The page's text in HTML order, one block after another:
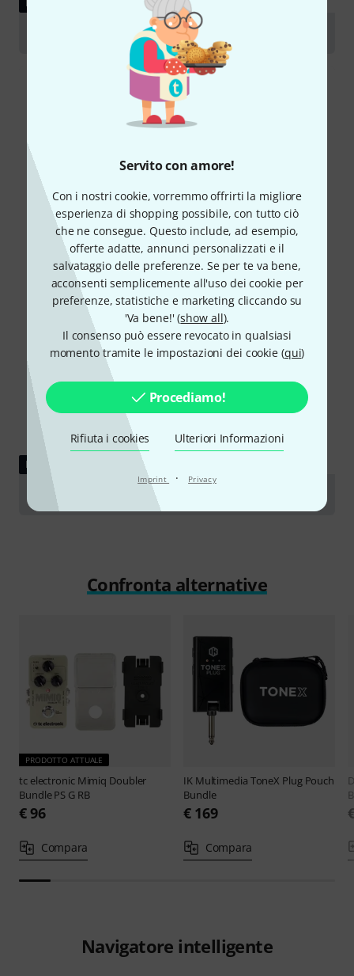
Servito con amore!
Con i nostri cookie, vorremmo offrirti la migliore
esperienza di shopping possibile, con tutto ciò
che ne consegue. Questo include, ad esempio,
offerte adatte, annunci personalizzati e il
salvataggio delle preferenze. Se per te va bene,
acconsenti semplicemente all'uso dei cookie per
preferenze, statistiche e marketing cliccando su
'Va bene!' (show all).
Il consenso può essere revocato in qualsiasi
momento tramite le impostazioni dei cookie (qui)
Procediamo!
Rifiuta i cookies Ulteriori Informazioni
Imprint · Privacy
RECENSIONE
TC Electronic Mimiq Doubler
RECENSIONE
TC Electronic Mimiq Doubler
Confronta alternative
PRODOTTO ATTUALE
tc electronic Mimiq Doubler
Bundle PS G RB
€ 96
Compara
IK Multimedia ToneX Plug Pouch
Bundle
€ 169
Compara
Navigatore intelligente